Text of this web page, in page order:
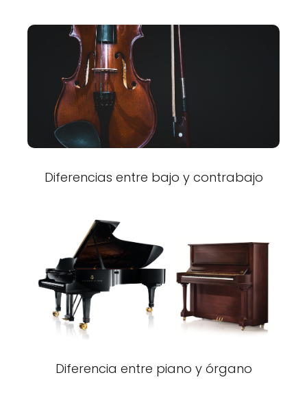
Diferencias entre bajo y contrabajo
Diferencia entre piano y órgano